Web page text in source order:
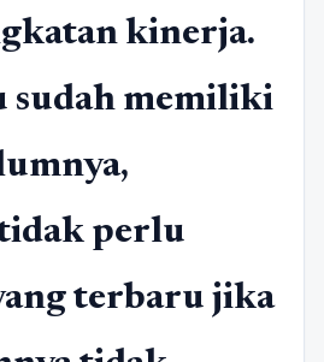
kinerja.
sudah memiliki
perlu
terbaru jika